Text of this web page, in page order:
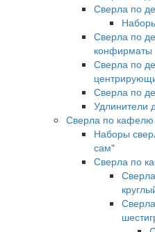
Сверла по
Сверла по
конфирматы
Сверла по
Сверла по
Удлинители
Сверла по кафелю
Наборы
сам"
Сверла по